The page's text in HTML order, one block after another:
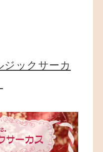
ックサーカ